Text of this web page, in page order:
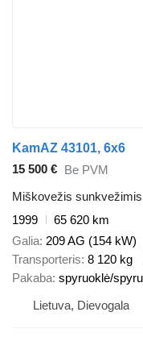
KamAZ 43101, 6x6
15 500 € Be PVM
Miškovežis sunkvežimis
1999
65 620 km
Galia 209 AG (154 kW)
Transporteris 8 120 kg
Pakaba spyruoklė/
Lietuva, Dievogala